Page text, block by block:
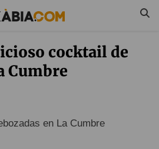
cocktail de
Cumbre
en La Cumbre